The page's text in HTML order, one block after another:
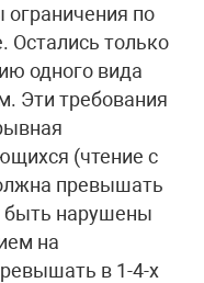
по
Остались только
одного вида
Эти требования
(чтение с
превышать
быть нарушены
на
в 1-4-х